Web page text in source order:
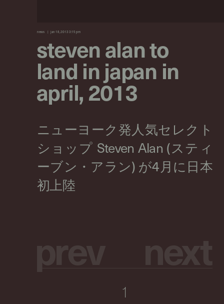
news jan 18, 2013 3:15 pm
steven alan to
land in japan in
april, 2013
1